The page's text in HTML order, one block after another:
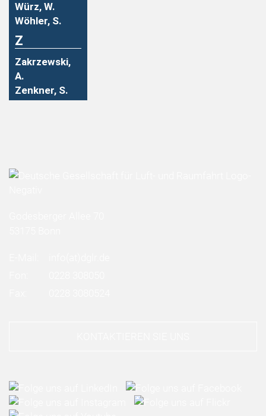
Würz, W.
Wöhler, S.
Z
Zakrzewski,
A.
Zenkner, S.